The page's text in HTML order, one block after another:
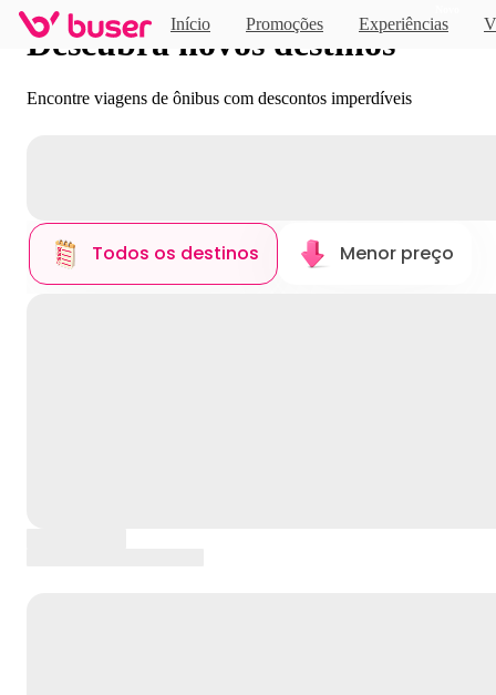
Início Promoções Experiências
Descubra novos destinos
Encontre viagens de ônibus com descontos imperdíveis
Todos os destinos Menor preço